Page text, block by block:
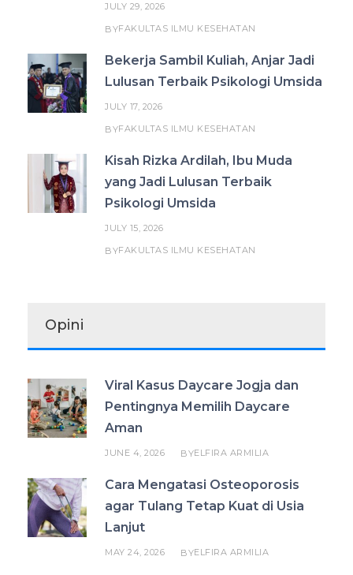
JULY 29, 2026
BYFAKULTAS ILMU KESEHATAN
Bekerja Sambil Kuliah, Anjar Jadi
Lulusan Terbaik Psikologi Umsida
JULY 17, 2026
BYFAKULTAS ILMU KESEHATAN
Kisah Rizka Ardilah, Ibu Muda
yang Jadi Lulusan Terbaik
Psikologi Umsida
JULY 15, 2026
BYFAKULTAS ILMU KESEHATAN
Opini
Viral Kasus Daycare Jogja dan
Pentingnya Memilih Daycare
Aman
JUNE 4, 2026 BYELFIRA ARMILIA
Cara Mengatasi Osteoporosis
agar Tulang Tetap Kuat di Usia
Lanjut
MAY 24, 2026 BYELFIRA ARMILIA